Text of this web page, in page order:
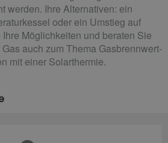
werden. Ihre Alternativen: ein
oder ein Umstieg auf
Möglichkeiten und beraten Sie
auch zum Thema Gasbrennwert-
mit einer Solarthermie.